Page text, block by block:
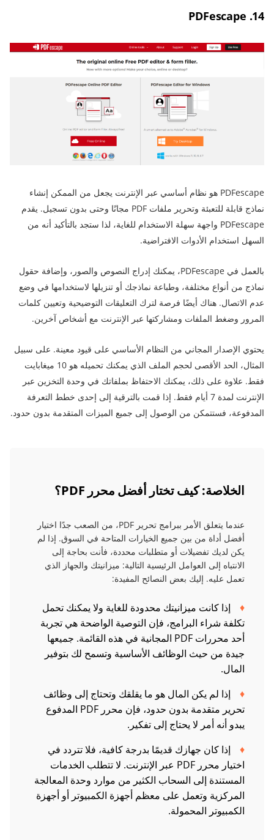
14. PDFescape
PDFescape هو نظام أساسي عبر الإنترنت يجعل من الممكن إنشاء
نماذج قابلة للتعبئة وتحرير ملفات PDF مجانًا وحتى بدون تسجيل. يقدم
PDFescape واجهة سهلة الاستخدام للغاية، لذا ستجد بالتأكيد أنه من
السهل استخدام الأدوات الافتراضية.
بالعمل في PDFescape، يمكنك إدراج النصوص والصور، وإضافة حقول
نماذج من أنواع مختلفة، وطباعة نماذجك أو تنزيلها لاستخدامها في وضع
عدم الاتصال. هناك أيضًا فرصة لترك التعليقات التوضيحية وتعيين كلمات
المرور وضغط الملفات ومشاركتها عبر الإنترنت مع أشخاص آخرين.
يحتوي الإصدار المجاني من النظام الأساسي على قيود معينة. على سبيل
المثال، الحد الأقصى لحجم الملف الذي يمكنك تحميله هو 10 ميغابايت
فقط. علاوة على ذلك، يمكنك الاحتفاظ بملفاتك في وحدة التخزين عبر
الإنترنت لمدة 7 أيام فقط. إذا قمت بالترقية إلى إحدى خطط التعرفة
المدفوعة، فستتمكن من الوصول إلى جميع الميزات المتقدمة بدون حدود.
الخلاصة: كيف تختار أفضل محرر PDF؟
عندما يتعلق الأمر ببرامج تحرير PDF، من الصعب جدًا اختيار
أفضل أداة من بين جميع الخيارات المتاحة في السوق. إذا لم
يكن لديك تفضيلات أو متطلبات محددة، فأنت بحاجة إلى
الانتباه إلى العوامل الرئيسية التالية: ميزانيتك والجهاز الذي
تعمل عليه. إليك بعض النصائح المفيدة:
إذا كانت ميزانيتك محدودة للغاية ولا يمكنك تحمل
تكلفة شراء البرامج، فإن التوصية الواضحة هي تجربة
أحد محررات PDF المجانية في هذه القائمة. جميعها
جيدة من حيث الوظائف الأساسية وتسمح لك بتوفير
المال.
إذا لم يكن المال هو ما يقلقك وتحتاج إلى وظائف
تحرير متقدمة بدون حدود، فإن محرر PDF المدفوع
يبدو أنه أمر لا يحتاج إلى تفكير.
إذا كان جهازك قديمًا بدرجة كافية، فلا تتردد في
اختيار محرر PDF عبر الإنترنت. لا تتطلب الخدمات
المستندة إلى السحاب الكثير من موارد وحدة المعالجة
المركزية وتعمل على معظم أجهزة الكمبيوتر أو أجهزة
الكمبيوتر المحمولة.